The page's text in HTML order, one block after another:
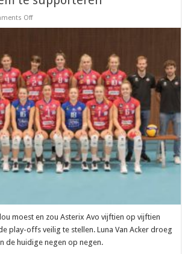
Offon
Acker
(Asterix
Avo):
“Redenen
om
voor
Oudegem
te
supporteren”
moest en zou Asterix Avo vijftien op vijftien
play-offs veilig te stellen. Luna Van Acker droeg
de huidige negen op negen.